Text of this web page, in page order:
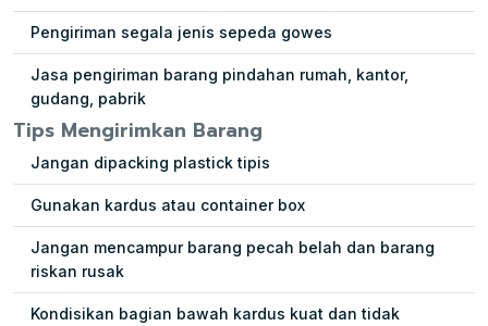
Pengiriman segala jenis sepeda gowes
Jasa pengiriman barang pindahan rumah, kantor,
gudang, pabrik
Tips Mengirimkan Barang
Jangan dipacking plastick tipis
Gunakan kardus atau container box
Jangan mencampur barang pecah belah dan barang
riskan rusak
Kondisikan bagian bawah kardus kuat dan tidak